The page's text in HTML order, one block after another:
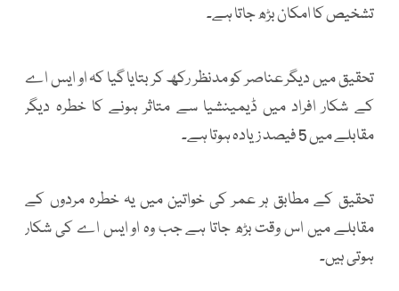
تشخیص کا امکان بڑھ جاتا ہے۔
تحقیق میں دیگر عناصر کو مدنظر رکھ کر بتایا گیا کہ او ایس اے
کے شکار افراد میں ڈیمینشیا سے متاثر ہونے کا خطرہ دیگر
مقابلے میں 5 فیصد زیادہ ہوتا ہے۔
تحقیق کے مطابق ہر عمر کی خواتین میں یہ خطرہ مردوں کے
مقابلے میں اس وقت بڑھ جاتا ہے جب وہ او ایس اے کی شکار
ہوتی ہیں۔